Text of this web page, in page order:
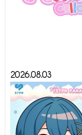
2026.08.03